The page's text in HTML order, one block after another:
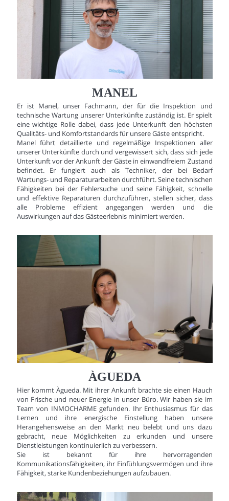
MANEL
Er ist Manel, unser Fachmann, der für die Inspektion und
technische Wartung unserer Unterkünfte zuständig ist. Er spielt
eine wichtige Rolle dabei, dass jede Unterkunft den höchsten
Qualitäts- und Komfortstandards für unsere Gäste entspricht.
Manel führt detaillierte und regelmäßige Inspektionen aller
unserer Unterkünfte durch und vergewissert sich, dass sich jede
Unterkunft vor der Ankunft der Gäste in einwandfreiem Zustand
befindet. Er fungiert auch als Techniker, der bei Bedarf
Wartungs- und Reparaturarbeiten durchführt. Seine technischen
Fähigkeiten bei der Fehlersuche und seine Fähigkeit, schnelle
und effektive Reparaturen durchzuführen, stellen sicher, dass
alle Probleme effizient angegangen werden und die
Auswirkungen auf das Gästeerlebnis minimiert werden.
ÀGUEDA
Hier kommt Àgueda. Mit ihrer Ankunft brachte sie einen Hauch
von Frische und neuer Energie in unser Büro. Wir haben sie im
Team von INMOCHARME gefunden. Ihr Enthusiasmus für das
Lernen und ihre energische Einstellung haben unsere
Herangehensweise an den Markt neu belebt und uns dazu
gebracht, neue Möglichkeiten zu erkunden und unsere
Dienstleistungen kontinuierlich zu verbessern.
Sie ist bekannt für ihre hervorragenden
Kommunikationsfähigkeiten, ihr Einfühlungsvermögen und ihre
Fähigkeit, starke Kundenbeziehungen aufzubauen.